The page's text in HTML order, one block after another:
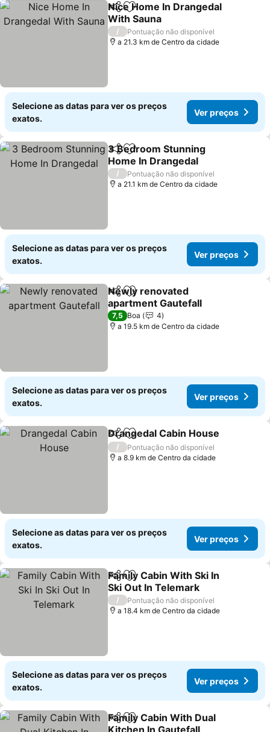
PartilharAdicionar aos favoritos
Nice Home In Drangedal
With Sauna
Ver preços
/
Pontuação não disponível
a 21.3 km de Centro da cidade
Selecione as datas para ver os preços
exatos.
Ver preços
PartilharAdicionar aos favoritos
3 Bedroom Stunning
Home In Drangedal
Ver preços
/
Pontuação não disponível
a 21.1 km de Centro da cidade
Selecione as datas para ver os preços
exatos.
Ver preços
PartilharAdicionar aos favoritos
Newly renovated
apartment Gautefall
Ver preços
7,5 Boa
4
a 19.5 km de Centro da cidade
Selecione as datas para ver os preços
exatos.
Ver preços
PartilharAdicionar aos favoritos
Drangedal Cabin House
/
Pontuação não disponível
a 8.9 km de Centro da cidade
Selecione as datas para ver os preços
exatos.
Ver preços
PartilharAdicionar aos favoritos
Family Cabin With Ski In
Ski Out In Telemark
Ver preços
/
Pontuação não disponível
a 18.4 km de Centro da cidade
Selecione as datas para ver os preços
exatos.
Ver preços
PartilharAdicionar aos favoritos
Family Cabin With Dual
Kitchen In Gautefall